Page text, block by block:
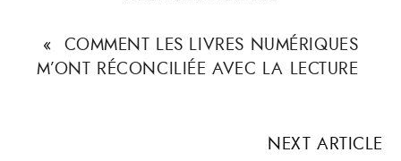
« COMMENT LES LIVRES NUMÉRIQUES
M’ONT RÉCONCILIÉE AVEC LA LECTURE
NEXT ARTICLE